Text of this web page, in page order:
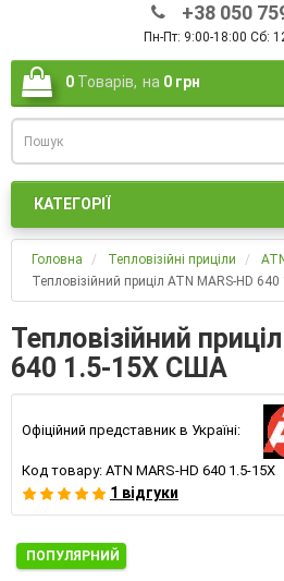
+38 050
Пн-Пт: 9:00-18:00 Сб:
0 Товарів, на 0 грн
КАТЕГОРІЇ
Головна Тепловізійні приціли
Тепловізійний приціл ATN MARS-HD
Тепловізійний
640 1.5-15X США
Офіційний представник в Україні:
Код товару: ATN MARS-HD 640 1.5-15X
1 відгуки
ПОПУЛЯРНИЙ